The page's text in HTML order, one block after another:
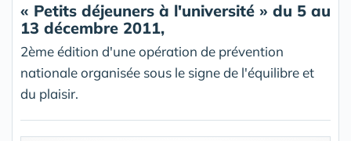
« Petits déjeuners à l'université » du 5 au
13 décembre 2011,
2ème édition d'une opération de prévention
nationale organisée sous le signe de l'équilibre et
du plaisir.